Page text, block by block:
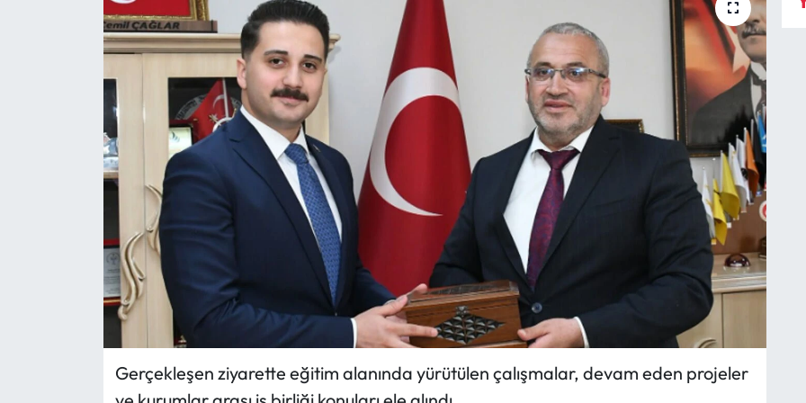
Gerçekleşen ziyarette eğitim alanında yürütülen çalışmalar, devam eden projeler
Ekonomi
İskilip Haberleri
Kargı Haberleri
Kültür Sanat
Laçin Haberleri